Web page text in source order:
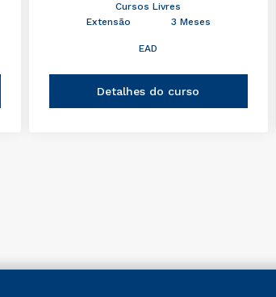
Cursos Livres
Extensão
3 Meses
EAD
Detalhes do curso